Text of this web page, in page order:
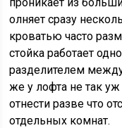
олняет сразу
кроватью часто
стойка работает
разделителем
же у лофта не так
отнести разве что
отдельных комнат.